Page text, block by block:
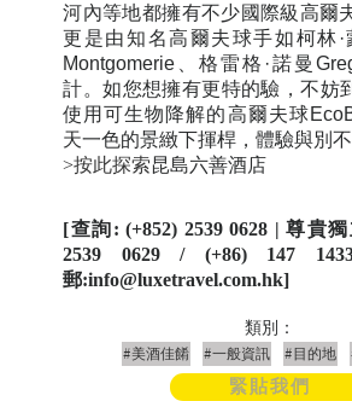
河內等地都擁有不少國際級高爾
更是由知名高爾夫球手如柯林·
Montgomerie 、格雷格·諾曼
計。如您想擁有更特的驗，不妨
使用可生物降解的高爾夫球
天一色的景緻下揮桿，體驗與別不
>按此探索昆島六善酒店
[查詢: (+852) 2539 0628 |尊貴獨
2539 0629 / (+86) 147
郵:info@luxetravel.com.hk]
類別：
#美酒佳餚 #一般資訊 #目的地
緊貼我們